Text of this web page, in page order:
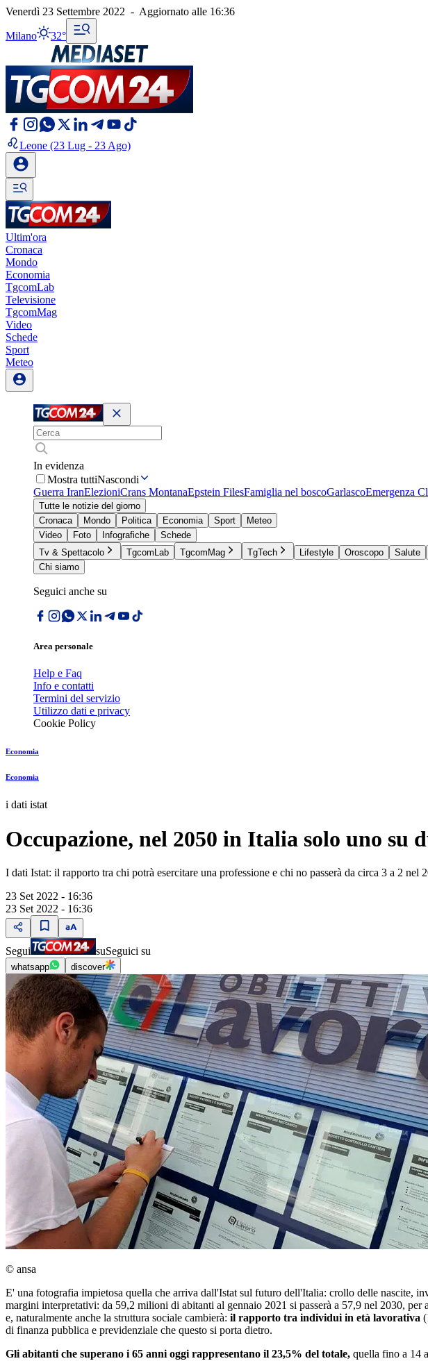
Venerdì 23 Settembre 2022 - Aggiornato alle 16:36
Milano 32°
Leone (23 Lug - 23 Ago)
Ultim'ora
Cronaca
Mondo
Economia
TgcomLab
Televisione
TgcomMag
Video
Schede
Sport
Meteo
In evidenza
Mostra tuttiNascondi
Guerra IranElezioniCrans MontanaEpstein FilesFamiglia nel boscoGarlascoEmergenza
Tutte le notizie del giorno
Cronaca
Mondo Politica Economia Sport
Meteo
Video
Foto Infografiche
Schede
Tv & Spettacolo
TgcomLab TgcomMag TgTech Lifestyle Oroscopo Salute
Chi siamo
Seguici anche su
Area personale
Help e Faq
Info e contatti
Termini del servizio
Utilizzo dati e privacy
Cookie Policy
Economia
Economia
i dati istat
Occupazione, nel 2050 in Italia solo uno su
I dati Istat: il rapporto tra chi potrà esercitare una professione e chi no passerà da circa 3 a 2
23 Set 2022 - 16:36
23 Set 2022 - 16:36
Segui suSeguici su
whatsapp discover
© ansa
E' una fotografia impietosa quella che arriva dall'Istat sul futuro dell'Italia: crollo delle nascite,
margini interpretativi: da 59,2 milioni di abitanti al gennaio 2021 si passerà a 57,9 nel 2030,
e, naturalmente anche la struttura sociale cambierà: il rapporto tra individui in età lavorativa
di finanza pubblica e previdenziale che questo si porta dietro.
Gli abitanti che superano i 65 anni oggi rappresentano il 23,5% del totale, quella fino a 14